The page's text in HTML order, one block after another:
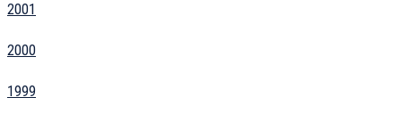
2001
2000
1999